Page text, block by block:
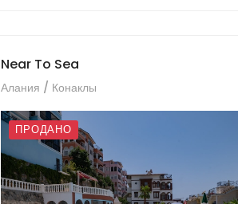
Near To Sea
Алания / Конаклы
ПРОДАНО